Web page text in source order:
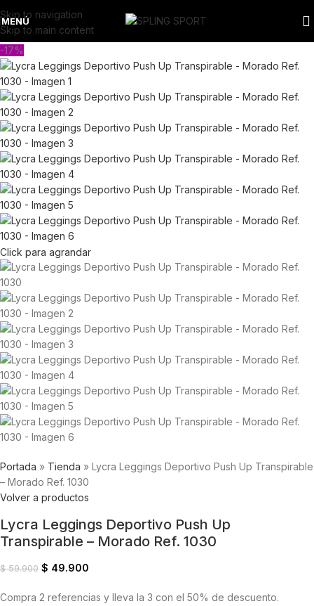
Skip to navigation
Skip to main content
MENÚ
-17%
Click para agrandar
Portada » Tienda » Lycra Leggings Deportivo Push Up Transpirable
– Morado Ref. 1030
Volver a productos
Lycra Leggings Deportivo Push Up
Transpirable – Morado Ref. 1030
$59.900 $ 49.900
Compra 2 referencias y lleva la 3 con el 50% de descuento.